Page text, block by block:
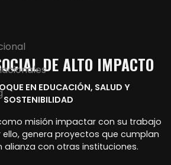
DE ALTO IMPACTO
EN EDUCACIÓN, SALUD Y
SOSTENIBILIDAD
misión impactar con su trabajo
genera proyectos que cumplan
alianza con otras instituciones.